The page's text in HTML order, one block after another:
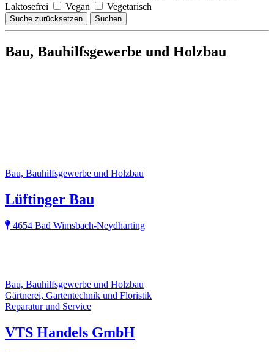
Laktosefrei
Vegan Vegetarisch
Suche zurücksetzen Suchen
Bau, Bauhilfsgewerbe und Holzbau
Bau, Bauhilfsgewerbe und Holzbau
Lüftinger Bau
4654 Bad Wimsbach-Neydharting
Bau, Bauhilfsgewerbe und Holzbau
Gärtnerei, Gartentechnik und Floristik
Reparatur und Service
VTS Handels GmbH